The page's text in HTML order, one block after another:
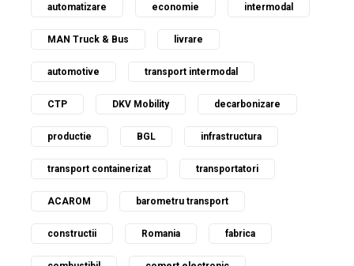
automatizare economie intermodal
MAN Truck & Bus livrare
automotive transport intermodal
CTP DKV Mobility decarbonizare
productie BGL infrastructura
transport containerizat transportatori
ACAROM barometru transport
constructii Romania fabrica